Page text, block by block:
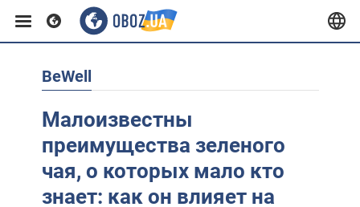
Европа
США
Азия
BeWell
Малоизвестны
преимущества зеленого
чая, о которых мало кто
знает: как он влияет на